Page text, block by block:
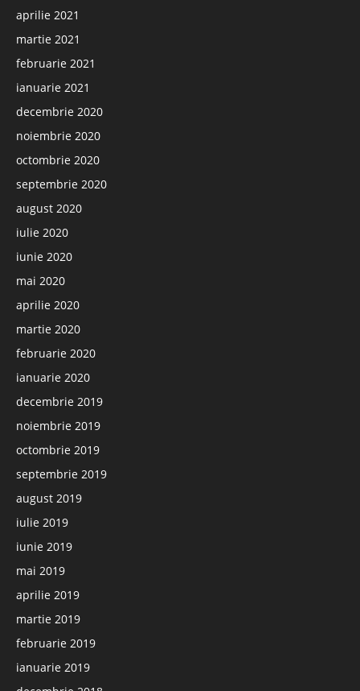
aprilie 2021
martie 2021
februarie 2021
ianuarie 2021
decembrie 2020
noiembrie 2020
octombrie 2020
septembrie 2020
august 2020
iulie 2020
iunie 2020
mai 2020
aprilie 2020
martie 2020
februarie 2020
ianuarie 2020
decembrie 2019
noiembrie 2019
octombrie 2019
septembrie 2019
august 2019
iulie 2019
iunie 2019
mai 2019
aprilie 2019
martie 2019
februarie 2019
ianuarie 2019